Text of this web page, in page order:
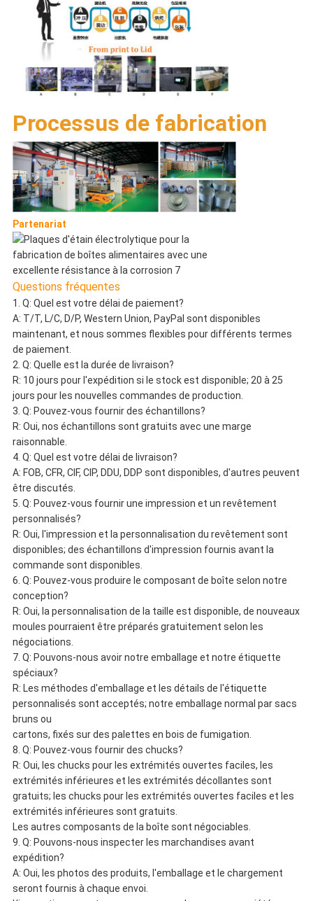
Processus de fabrication
Partenariat
Questions fréquentes
1. Q: Quel est votre délai de paiement?
A: T/T, L/C, D/P, Western Union, PayPal sont disponibles
maintenant, et nous sommes flexibles pour différents termes
de paiement.
2. Q: Quelle est la durée de livraison?
R: 10 jours pour l'expédition si le stock est disponible; 20 à 25
jours pour les nouvelles commandes de production.
3. Q: Pouvez-vous fournir des échantillons?
R: Oui, nos échantillons sont gratuits avec une marge
raisonnable.
4. Q: Quel est votre délai de livraison?
A: FOB, CFR, CIF, CIP, DDU, DDP sont disponibles, d'autres peuvent
être discutés.
5. Q: Pouvez-vous fournir une impression et un revêtement
personnalisés?
R: Oui, l'impression et la personnalisation du revêtement sont
disponibles; des échantillons d'impression fournis avant la
commande sont disponibles.
6. Q: Pouvez-vous produire le composant de boîte selon notre
conception?
R: Oui, la personnalisation de la taille est disponible, de nouveaux
moules pourraient être préparés gratuitement selon les
négociations.
7. Q: Pouvons-nous avoir notre emballage et notre étiquette
spéciaux?
R: Les méthodes d'emballage et les détails de l'étiquette
personnalisés sont acceptés; notre emballage normal par sacs
bruns ou
cartons, fixés sur des palettes en bois de fumigation.
8. Q: Pouvez-vous fournir des chucks?
R: Oui, les chucks pour les extrémités ouvertes faciles, les
extrémités inférieures et les extrémités décollantes sont
gratuits; les chucks pour les extrémités ouvertes faciles et les
extrémités inférieures sont gratuits.
Les autres composants de la boîte sont négociables.
9. Q: Pouvons-nous inspecter les marchandises avant
expédition?
A: Oui, les photos des produits, l'emballage et le chargement
seront fournis à chaque envoi.